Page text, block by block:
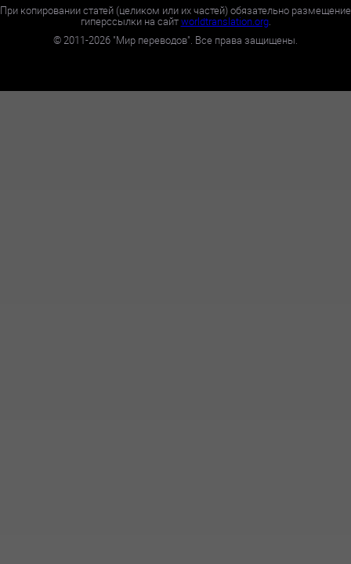
При копировании статей (целиком или их частей) обязательно размещение
гиперссылки на сайтworldtranslation.org.
©2011-2026 "Мир переводов". Все права защищены.